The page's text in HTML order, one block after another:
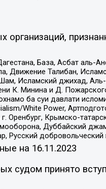
База, Асбат аль-
Движение Талибан,
Исламский джихад,
К. Минина и Д.
ба суи давлати
White Power,
Оренбург, Крымско-
Дуббайский
Русский добровольческий
на 16.11.2023
судом принято